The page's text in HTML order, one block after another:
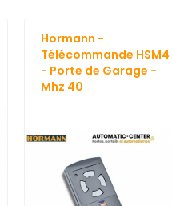
Hormann -
Télécommande HSM4
- Porte de Garage -
Mhz 40